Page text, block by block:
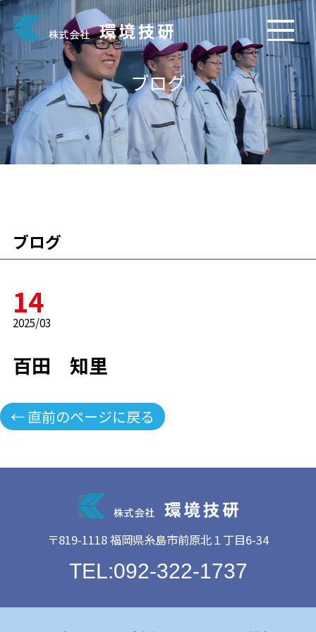
ブログ
ブログ
14
2025/03
百田 知里
← 直前のページに戻る
〒819-1118 福岡県糸島市前原北１丁目6-34
TEL:092-322-1737